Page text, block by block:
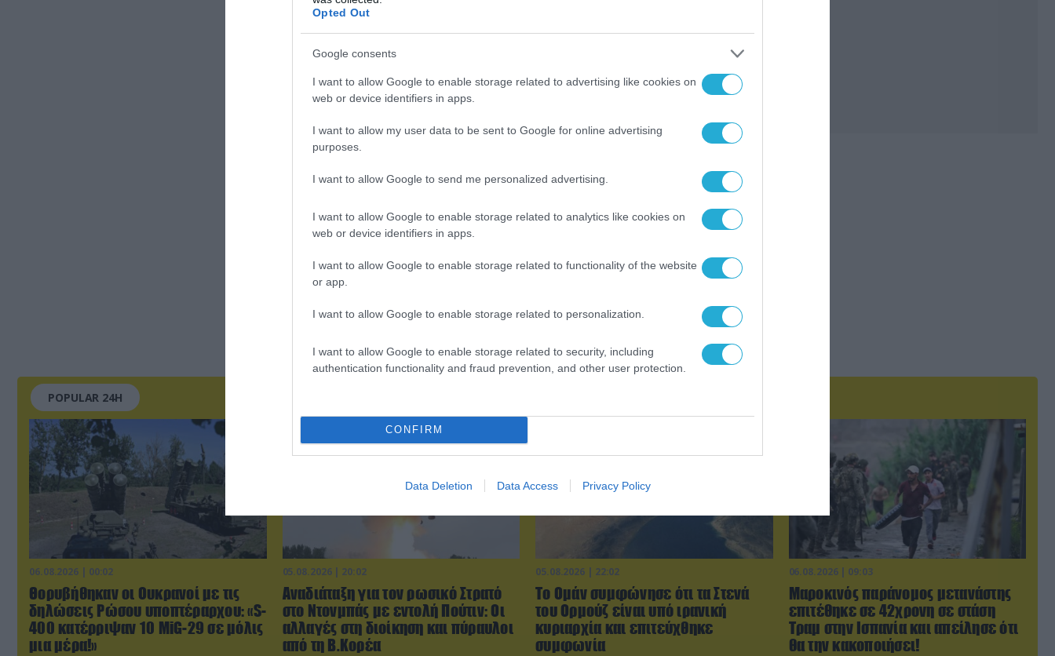
Opted Out
Google consents
I want to allow Google to enable storage related to advertising like cookies on
web or device identifiers in apps.
I want to allow my user data to be sent to Google for online advertising
purposes.
I want to allow Google to send me personalized advertising.
I want to allow Google to enable storage related to analytics like cookies on
web or device identifiers in apps.
I want to allow Google to enable storage related to functionality of the website
or app.
I want to allow Google to enable storage related to personalization.
I want to allow Google to enable storage related to security, including
authentication functionality and fraud prevention, and other user protection.
CONFIRM
Data Deletion Data Access Privacy Policy
POPULAR 24H
06.08.2026 | 00:02
Θορυβήθηκαν οι Ουκρανοί με τις
δηλώσεις Ρώσου υποπτέραρχου: «S-
400 κατέρριψαν 10 MiG-29 σε μόλις
μια μέρα!»
05.08.2026 | 20:02
Αναδιάταξη για τον ρωσικό Στρατό
στο Ντονμπάς με εντολή Πούτιν: Οι
αλλαγές στη διοίκηση και πύραυλοι
από τη Β.Κορέα
05.08.2026 | 22:02
Το Ομάν συμφώνησε ότι τα Στενά
του Ορμούζ είναι υπό ιρανική
κυριαρχία και επιτεύχθηκε
συμφωνία
06.08.2026 | 09:03
Μαροκινός παράνομος μετανάστης
επιτέθηκε σε 42χρονη σε στάση
Τραμ στην Ισπανία και απείλησε ότι
θα την κακοποιήσει!